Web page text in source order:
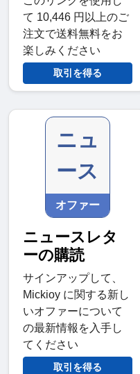
て 10,446 円以上のご
注文で送料無料をお
楽しみください
取引を得る
ニュ
ース
オファー
ニュースレタ
ーの購読
サインアップして、
Mickioy に関する新し
いオファーについて
の最新情報を入手し
てください
取引を得る